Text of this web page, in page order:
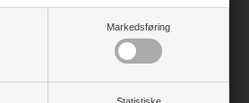
Markedsføring
Statistiske
der ikke er i brug,
Barnet kan blive